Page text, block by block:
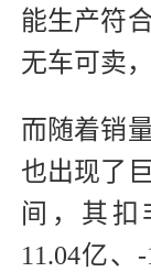
能生产符
无车可卖
而随着销
也出现了
间，其扣
11.04亿、